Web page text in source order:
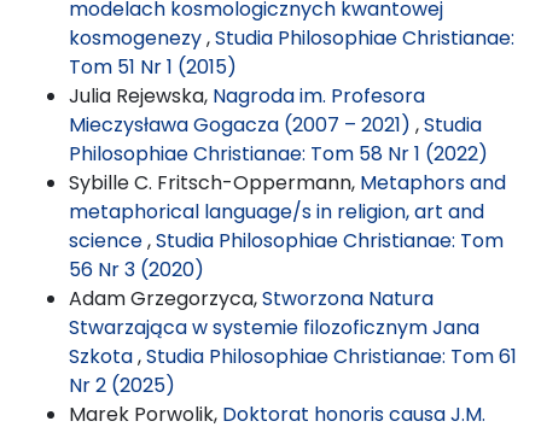
modelach kosmologicznych kwantowej
kosmogenezy,Studia Philosophiae Christianae:
Tom 51 Nr 1 (2015)
Julia Rejewska, Nagroda im. Profesora
Mieczysława Gogacza (2007 – 2021) ,Studia
Philosophiae Christianae: Tom 58 Nr 1 (2022)
Sybille C. Fritsch-Oppermann, Metaphors and
metaphorical language/s in religion, art and
science,Studia Philosophiae Christianae: Tom
56 Nr 3 (2020)
Adam Grzegorzyca,Stworzona Natura
Stwarzająca w systemie filozoficznym Jana
Szkota,Studia Philosophiae Christianae: Tom 61
Nr 2 (2025)
Marek Porwolik, Doktorat honoris causa J.M.